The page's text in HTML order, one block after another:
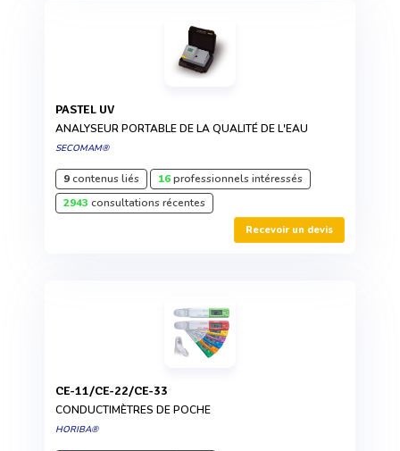
PASTEL UV
ANALYSEUR PORTABLE DE LA QUALITÉ DE L'EAU
SECOMAM®
9contenus liés 16professionnels intéressés
2943 consultations récentes
Recevoir un devis
CE-11/CE-22/CE-33
CONDUCTIMÈTRES DE POCHE
HORIBA®